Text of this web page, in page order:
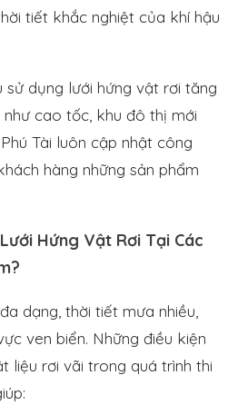
tiết khắc nghiệt của khí hậu
sử dụng lưới hứng vật rơi tăng
cao tốc, khu đô thị mới
Tài luôn cập nhật công
hàng những sản phẩm
Hứng Vật Rơi Tại Các
dạng, thời tiết mưa nhiều,
ven biển. Những điều kiện
liệu rơi vãi trong quá trình thi